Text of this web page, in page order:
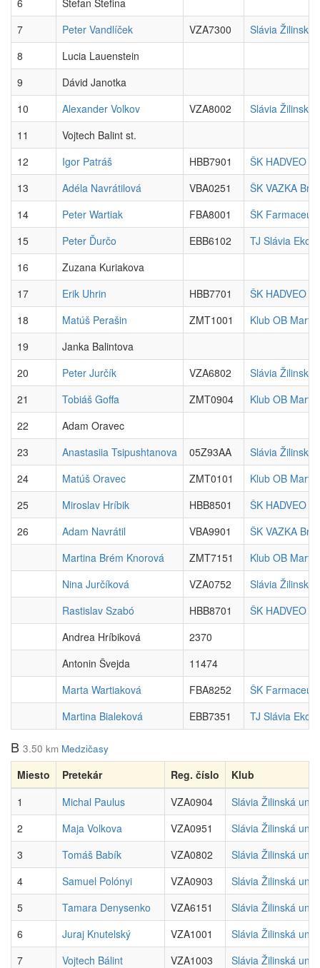
6
Štefan Štefina
7
Peter Vandlíček VZA7300
Slávia Žilinská
8
Lucia Lauenstein
9
Dávid Janotka
10
Alexander Volkov VZA8002
Slávia Žilinská
11
Vojtech Balint st.
12
Igor Patráš HBB7901
ŠK HADVEO
13
Adéla Navrátilová VBA0251
ŠK VAZKA
14
Peter Wartiak FBA8001
ŠK Farmaceut
15
Peter Ďurčo EBB6102
TJ Slávia
16
Zuzana Kuriakova
17
Erik Uhrin HBB7701
ŠK HADVEO
18
Matúš Perašin ZMT1001
Klub OB Martin
19
Janka Balintova
20
Peter Jurčík VZA6802
Slávia Žilinská
21
Tobiáš Goffa ZMT0904
Klub OB Martin
22
Adam Oravec
23
Anastasiia Tsipushtanova 05Z93AA
Slávia Žilinská
24
Matúš Oravec ZMT0101
Klub OB Martin
25
Miroslav Hríbik HBB8501
ŠK HADVEO
26
Adam Navrátil VBA9901
ŠK VAZKA
Martina Brém Knorová
ZMT7151
Klub OB Martin
Nina Jurčíková
VZA0752
Slávia Žilinská
Rastislav Szabó
HBB8701
ŠK HADVEO
Andrea Hríbiková
2370
Antonin Švejda
11474
Marta Wartiaková
FBA8252
ŠK Farmaceut
Martina Bialeková
EBB7351 TJ Slávia
B 3.50 km Medzičasy
Miesto Pretekár Reg. číslo
Klub
1
Michal Paulus VZA0904
Slávia Žilinská
2
Maja Volkova VZA0951
Slávia Žilinská
3
Tomáš Babík VZA0802
Slávia Žilinská
4
Samuel Polónyi VZA0903
Slávia Žilinská
5
Tamara Denysenko VZA6151
Slávia Žilinská
6
Juraj Knutelský VZA1001
Slávia Žilinská
7
Vojtech Bálint VZA1003
Slávia Žilinská